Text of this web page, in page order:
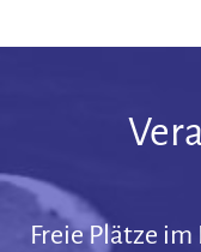
Freie Plätze